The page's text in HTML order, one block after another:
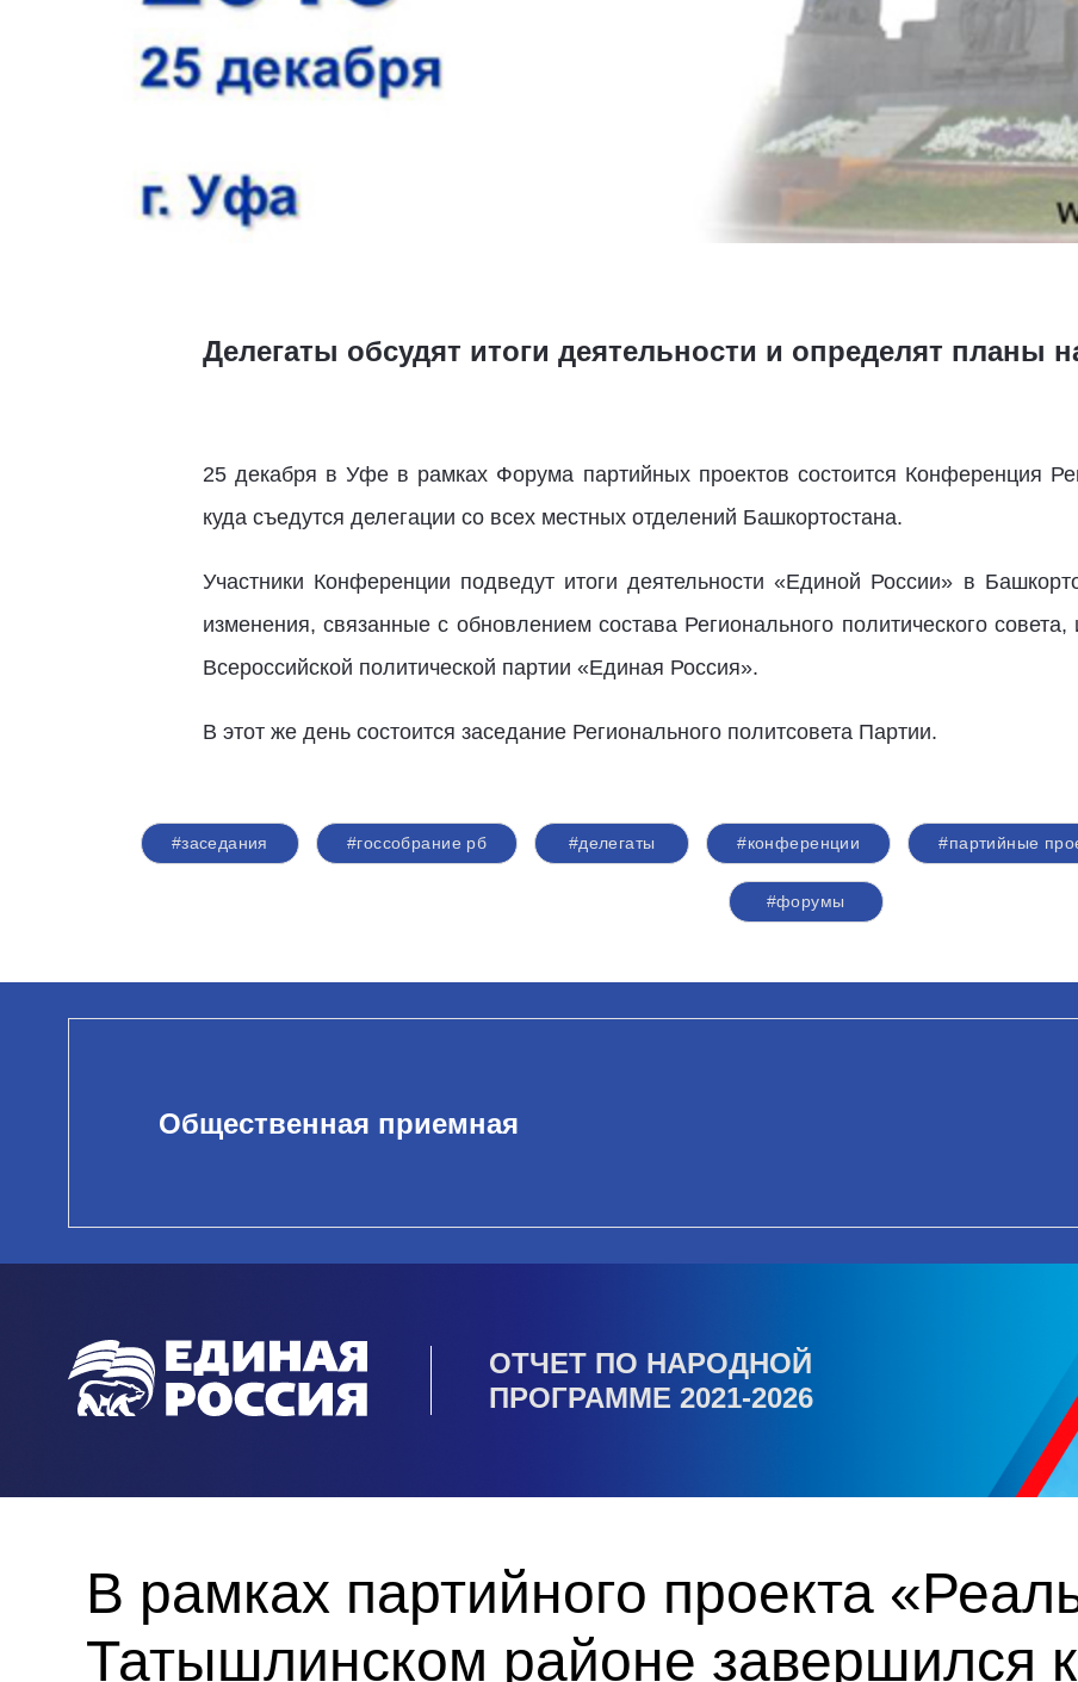
Делегаты обсудят итоги деятельности и определят планы
25 декабря в Уфе в рамках Форума партийных проектов состоится Конференция
куда съедутся делегации со всех местных отделений Башкортостана.
Участники Конференции подведут итоги деятельности «Единой России» в
изменения, связанные с обновлением состава Регионального политического
Всероссийской политической партии «Единая Россия».
В этот же день состоится заседание Регионального политсовета Партии.
#заседания #госсобрание рб #делегаты #конференции #партийные
#форумы
Общественная приемная
ОТЧЕТ ПО НАРОДНОЙ
ПРОГРАММЕ 2021-2026
В рамках партийного проекта
Татышлинском районе завершился